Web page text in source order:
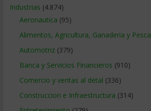
Industrias (4.874)
Aeronautica (95)
Alimentos, Agricultura, Ganaderia y Pesca
Automotriz(379)
Banca y Servicios Financieros (910)
Comercio y ventas al detal (336)
Construccion e Infraestructura (314)